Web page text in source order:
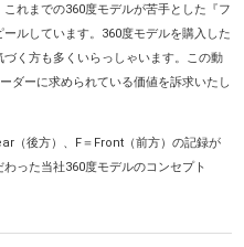
れまでの360度モデルが苦手とした『フ
ルしています。360度モデルを購入した
く方も多くいらっしゃいます。この動
ダーに求められている価値を訴求いたし
（後方）、F＝Front（前方）の記録が
った当社360度モデルのコンセプト